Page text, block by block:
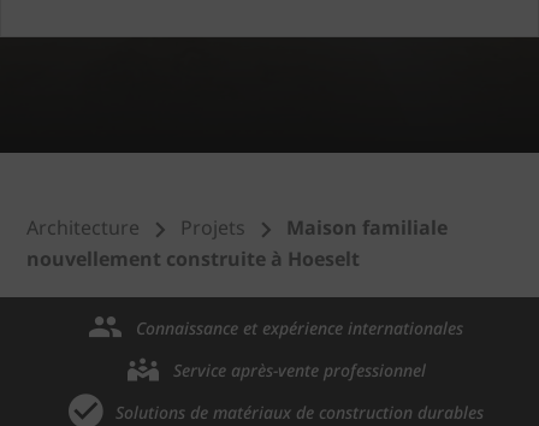
Architecture Projets
Maison familiale
nouvellement construite à Hoeselt
Connaissance et expérience internationales
Service après-vente professionnel
Solutions de matériaux de construction durables